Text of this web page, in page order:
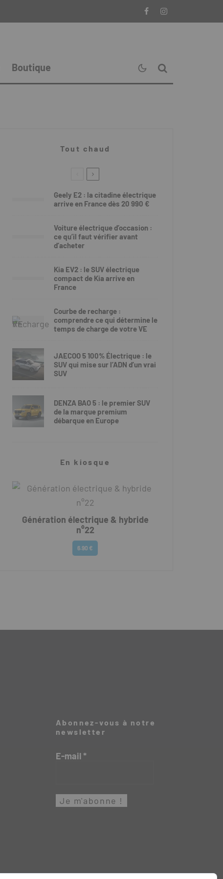
Boutique
Tout chaud
Geely E2 : la citadine électrique
arrive en France dès 20 990 €
Voiture électrique d’occasion :
ce qu’il faut vérifier avant
d’acheter
Kia EV2 : le SUV électrique
compact de Kia arrive en
France
Courbe de recharge :
comprendre ce qui détermine le
temps de charge de votre VE
JAECOO 5 100% Électrique : le
SUV qui mise sur l’ADN d’un vrai
SUV
DENZA BAO 5 : le premier SUV
de la marque premium
débarque en Europe
En kiosque
Génération électrique & hybride
n°22
6.90 €
Abonnez-vous à notre
newsletter
E-mail *